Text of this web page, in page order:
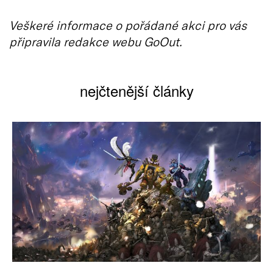
Veškeré informace o pořádané akci pro vás
připravila redakce webu GoOut.
nejčtenější články